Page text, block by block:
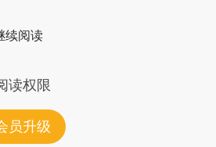
续阅读
读权限
员升级